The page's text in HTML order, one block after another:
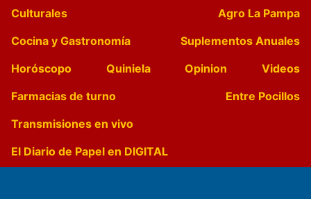
Culturales
Agro La Pampa
Cocina y Gastronomía
Suplementos Anuales
Horóscopo
Quiniela Opinion
Videos
Farmacias de turno
Entre Pocillos
Transmisiones en vivo
El Diario de Papel en DIGITAL